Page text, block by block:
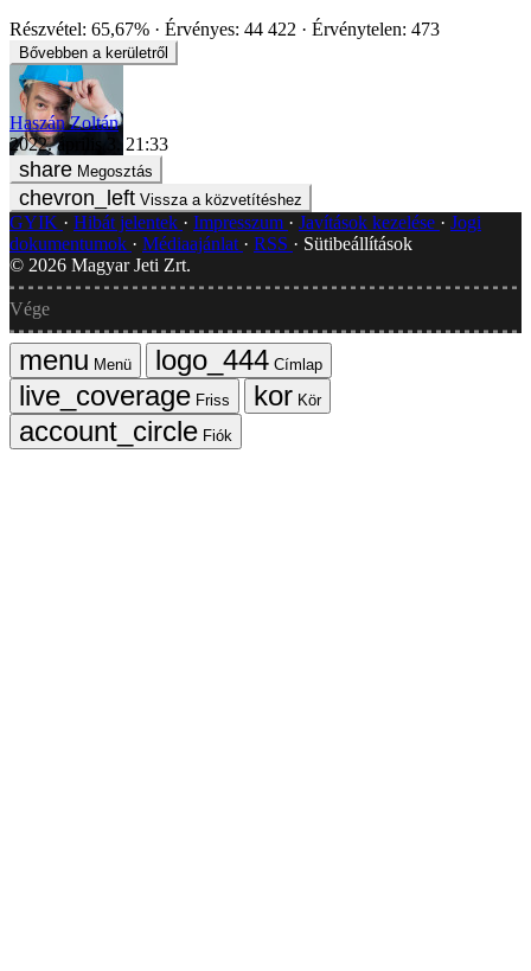
Részvétel: 65,67% Érvényes: 44 422 Érvénytelen: 473
Bővebben a kerületről
Haszán Zoltán
2022. április 3. 21:33
Megosztás
Vissza a közvetítéshez
GYIK Hibát jelentek Impresszum Javítások kezelése
Jogi
dokumentumok
Médiaajánlat RSS
Sütibeállítások
© 2026 Magyar Jeti Zrt.
Vége
Menü
Címlap
Friss
Kör
Fiók